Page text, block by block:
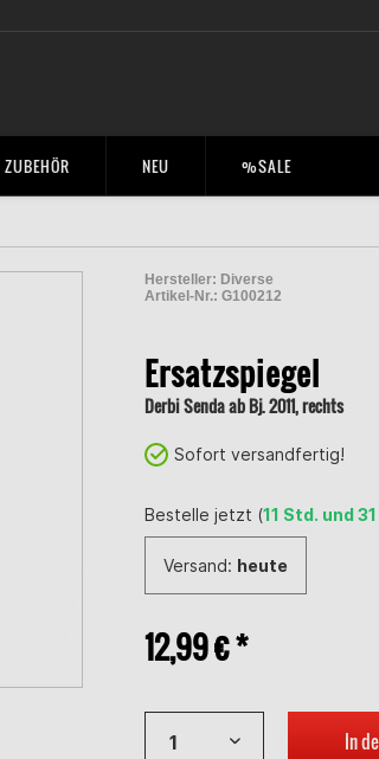
ZUBEHÖR NEU %SALE
Hersteller: Diverse
Artikel-Nr.: G100212
Ersatzspiegel
Derbi Senda ab Bj. 2011, rechts
Sofort versandfertig!
Bestelle jetzt (11 Std. und
Versand: heute
12,99 € *
In